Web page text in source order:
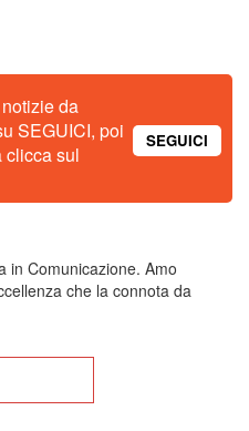
da
SEGUICI, poi
clicca sul
SEGUICI
in Comunicazione. Amo
che la connota da